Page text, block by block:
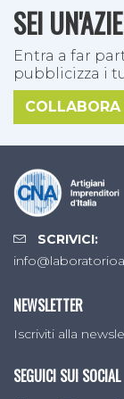
SEI
Entra a far
pubblicizza i
SCRIVICI:
NEWSLETTER
Iscriviti alla
SEGUICI SUI SOCIAL